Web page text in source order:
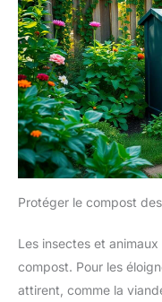
Protéger le compost
Les insectes et
compost. Pour les
attirent, comme la